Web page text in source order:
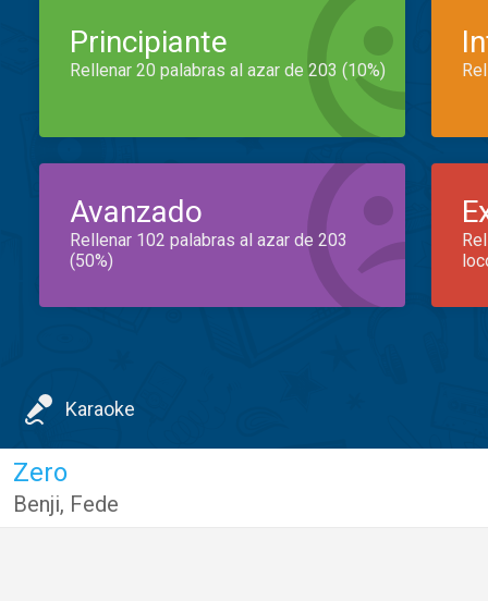
Principiante
Rellenar 20 palabras al azar de 203 (10%)
Avanzado
Rellenar 102 palabras al azar de 203
(50%)
Karaoke
Zero
Benji, Fede